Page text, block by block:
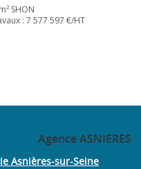
SHON
: 7 577 597‬ €/HT
AgenceASNIERES
Asnières-sur-Seine